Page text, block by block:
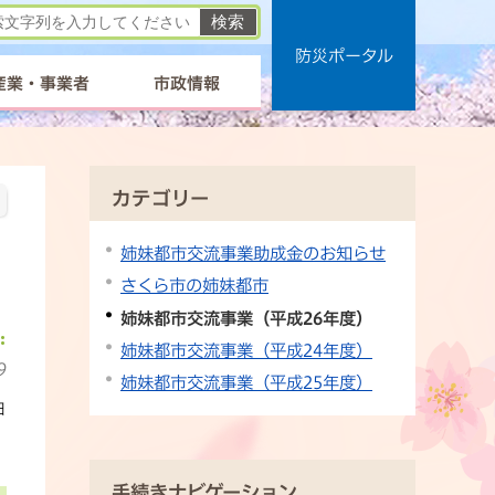
業・事業者 市政情報
防災ポータル
カテゴリー
姉妹都市交流事業助成金のお知らせ
さくら市の姉妹都市
姉妹都市交流事業（平成26年度）
姉妹都市交流事業（平成24年度）
姉妹都市交流事業（平成25年度）